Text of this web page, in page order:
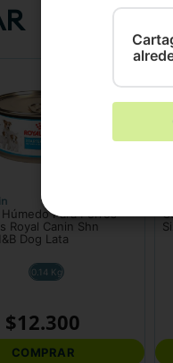
Para Perros
Royal Canin Shn
Dog Lata
0.14 Kg
$12.300
COMPRAR